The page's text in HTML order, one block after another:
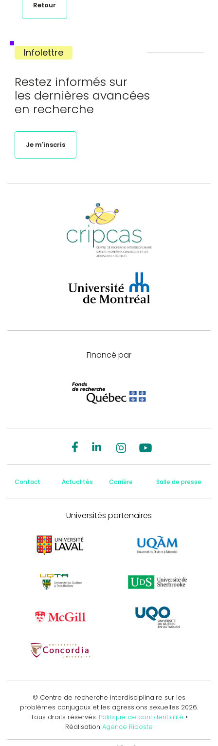
Retour
Infolettre
Restez informés sur
les dernières avancées
en recherche
Je m'inscris
Financé par
Contact Actualités Carrière Salle de presse
Universités partenaires
© Centre de recherche interdisciplinaire sur les
problèmes conjugaux et les agressions sexuelles 2026.
Tous droits réservés. Politique de confidentialité •
Réalisation Agence Riposte